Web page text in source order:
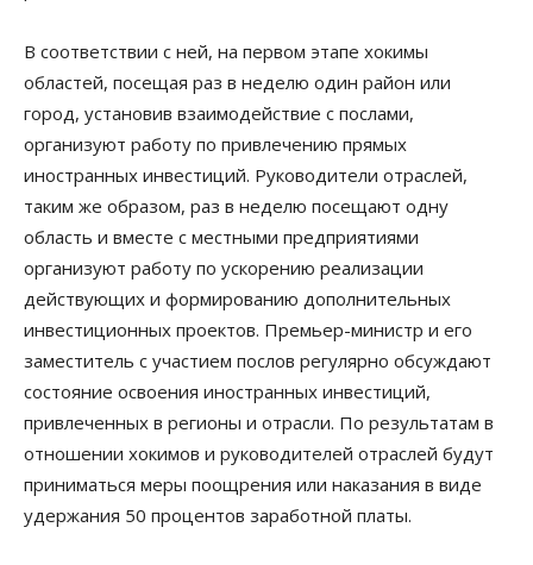
В соответствии с ней, на первом этапе хокимы
областей, посещая раз в неделю один район или
город, установив взаимодействие с послами,
организуют работу по привлечению прямых
иностранных инвестиций. Руководители отраслей,
таким же образом, раз в неделю посещают одну
область и вместе с местными предприятиями
организуют работу по ускорению реализации
действующих и формированию дополнительных
инвестиционных проектов. Премьер-министр и его
заместитель с участием послов регулярно обсуждают
состояние освоения иностранных инвестиций,
привлеченных в регионы и отрасли. По результатам в
отношении хокимов и руководителей отраслей будут
приниматься меры поощрения или наказания в виде
удержания 50 процентов заработной платы.